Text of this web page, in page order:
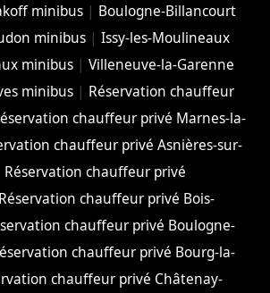
minibus| Boulogne-Billancourt
minibus |Issy-les-Moulineaux
minibus| Villeneuve-la-Garenne
minibus | Réservation chauffeur
chauffeur privé Marnes-la-
chauffeur privé Asnières-sur-
Réservation chauffeur privé
Réservation chauffeur privé Bois-
chauffeur privé Boulogne-
chauffeur privé Bourg-la-
chauffeur privé Châtenay-